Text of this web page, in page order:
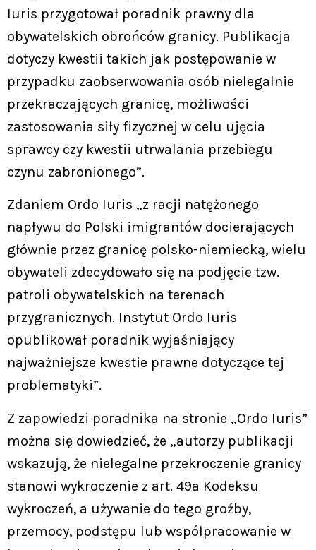
Iuris przygotował poradnik prawny dla
obywatelskich obrońców granicy. Publikacja
dotyczy kwestii takich jak postępowanie w
przypadku zaobserwowania osób nielegalnie
przekraczających granicę, możliwości
zastosowania siły fizycznej w celu ujęcia
sprawcy czy kwestii utrwalania przebiegu
czynu zabronionego”.
Zdaniem Ordo Iuris „z racji natężonego
napływu do Polski imigrantów docierających
głównie przez granicę polsko-niemiecką, wielu
obywateli zdecydowało się na podjęcie tzw.
patroli obywatelskich na terenach
przygranicznych. Instytut Ordo Iuris
opublikował poradnik wyjaśniający
najważniejsze kwestie prawne dotyczące tej
problematyki”.
Z zapowiedzi poradnika na stronie „Ordo Iuris”
można się dowiedzieć, że „autorzy publikacji
wskazują, że nielegalne przekroczenie granicy
stanowi wykroczenie z art. 49a Kodeksu
wykroczeń, a używanie do tego groźby,
przemocy, podstępu lub współpracowanie w